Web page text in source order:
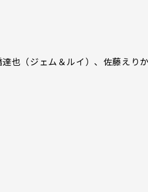
也（ジェム＆ルイ）、佐藤えり